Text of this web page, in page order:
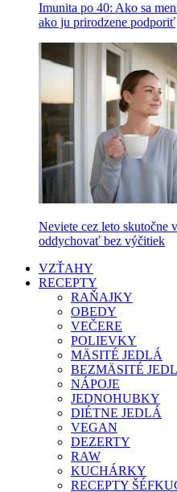
Imunita po 40: Ako sa
ako ju prirodzene podporiť
Neviete cez leto
oddychovať bez výčitiek
VZŤAHY
RECEPTY
RAŇAJKY
OBEDY
VEČERE
POLIEVKY
MÄSITÉ JEDLÁ
BEZMÄSITÉ
NÁPOJE
JEDNOHUBKY
DIÉTNE JEDLÁ
VEGAN
DEZERTY
RAW
KUCHÁRKY
RECEPTY